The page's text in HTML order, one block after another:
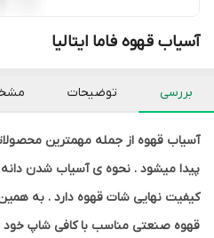
آسیاب قهوه فاما ایتالیا
بررسی توضیحات
آسیاب قهوه از جمله مهمترین
پیدا میشود . نحوه ی آسیاب شدن
کیفیت نهایی شات قهوه دارد . به
قهوه صنعتی مناسب با کافی شاپ